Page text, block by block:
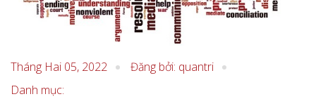
Tháng Hai 05, 2022
Đăng bởi: quantri
Danh mục: